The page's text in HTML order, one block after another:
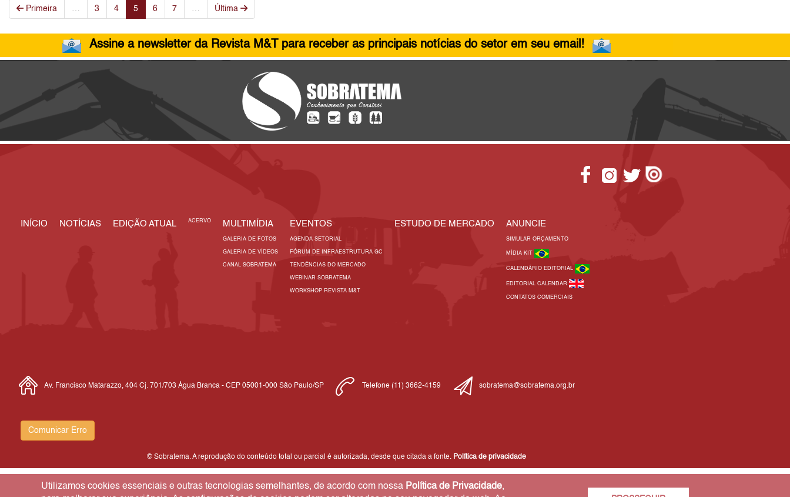
Primeira … 3 4 5 6 7 … Última
Assine a newsletter da Revista M&T para receber as principais notícias do setor em seu email!
INÍCIO NOTÍCIAS EDIÇÃO ATUAL ACERVO MULTIMÍDIA
GALERIA DE FOTOS
GALERIA DE VÍDEOS
CANAL SOBRATEMA
EVENTOS
AGENDA SETORIAL
FÓRUM DE INFRAESTRUTURA GC
TENDÊNCIAS DO MERCADO
WEBINAR SOBRATEMA
WORKSHOP REVISTA M&T
ESTUDO DE MERCADO ANUNCIE
SIMULAR ORÇAMENTO
MÍDIA KIT
CALENDÁRIO EDITORIAL
EDITORIAL CALENDAR
CONTATOS COMERCIAIS
Av. Francisco Matarazzo, 404 Cj. 701/703 Água Branca - CEP 05001-000 São Paulo/SP Telefone (11) 3662-4159 sobratema@sobratema.org.br
Comunicar Erro
© Sobratema. A reprodução do conteúdo total ou parcial é autorizada, desde que citada a fonte. Política de privacidade
Utilizamos cookies essenciais e outras tecnologias semelhantes, de acordo com nossa Política de Privacidade,